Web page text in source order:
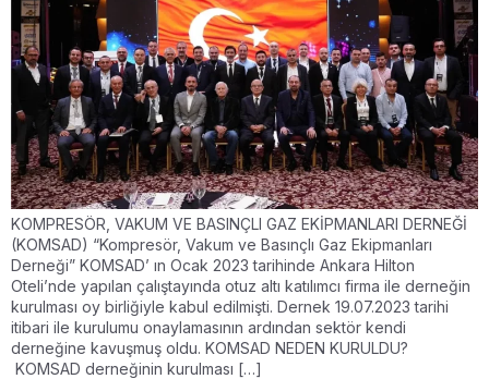
KOMPRESÖR, VAKUM VE BASINÇLI GAZ EKİPMANLARI DERNEĞİ
(KOMSAD) “Kompresör, Vakum ve Basınçlı Gaz Ekipmanları
Derneği” KOMSAD’ ın Ocak 2023 tarihinde Ankara Hilton
Oteli’nde yapılan çalıştayında otuz altı katılımcı firma ile derneğin
kurulması oy birliğiyle kabul edilmişti. Dernek 19.07.2023 tarihi
itibari ile kurulumu onaylamasının ardından sektör kendi
derneğine kavuşmuş oldu. KOMSAD NEDEN KURULDU?
KOMSAD derneğinin kurulması […]